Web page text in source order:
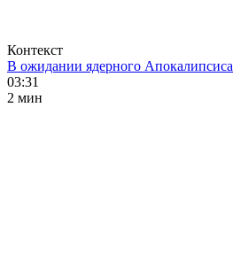
Контекст
В ожидании ядерного Апокалипсиса
03:31
2 мин